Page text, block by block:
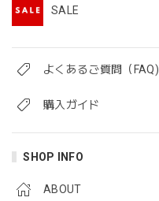
SALE
よくあるご質問（FAQ)
購入ガイド
SHOP INFO
ABOUT